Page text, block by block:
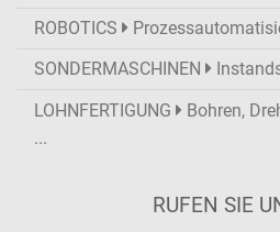
ROBOTICS
SONDERMASCHINEN
LOHNFERTIGUNG
Bohren,
...
RUFEN SIE